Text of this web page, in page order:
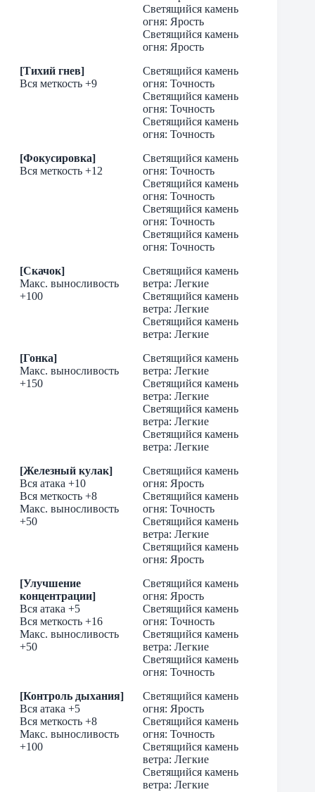
Светящийся камень
огня: Ярость
Светящийся камень
огня: Ярость
[Тихий гнев]
Вся меткость +9
Светящийся камень
огня: Точность
Светящийся камень
огня: Точность
Светящийся камень
огня: Точность
[Фокусировка]
Вся меткость +12
Светящийся камень
огня: Точность
Светящийся камень
огня: Точность
Светящийся камень
огня: Точность
Светящийся камень
огня: Точность
[Скачок]
Макс. выносливость
+100
Светящийся камень
ветра: Легкие
Светящийся камень
ветра: Легкие
Светящийся камень
ветра: Легкие
[Гонка]
Макс. выносливость
+150
Светящийся камень
ветра: Легкие
Светящийся камень
ветра: Легкие
Светящийся камень
ветра: Легкие
Светящийся камень
ветра: Легкие
[Железный кулак]
Вся атака +10
Вся меткость +8
Макс. выносливость
+50
Светящийся камень
огня: Ярость
Светящийся камень
огня: Точность
Светящийся камень
ветра: Легкие
Светящийся камень
огня: Ярость
[Улучшение
концентрации]
Вся атака +5
Вся меткость +16
Макс. выносливость
+50
Светящийся камень
огня: Ярость
Светящийся камень
огня: Точность
Светящийся камень
ветра: Легкие
Светящийся камень
огня: Точность
[Контроль дыхания]
Вся атака +5
Вся меткость +8
Макс. выносливость
+100
Светящийся камень
огня: Ярость
Светящийся камень
огня: Точность
Светящийся камень
ветра: Легкие
Cветящийся камень
ветра: Легкие